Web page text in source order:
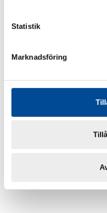
Statistik
Marknadsföring